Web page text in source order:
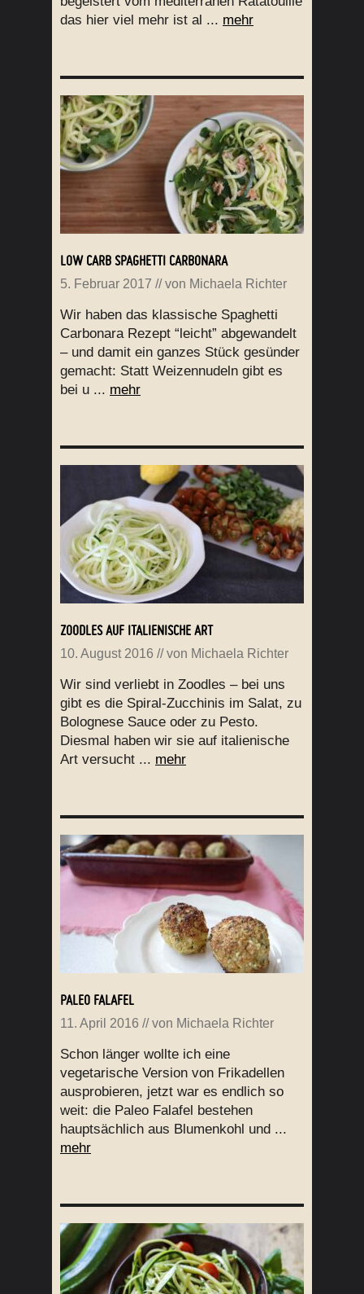
das hier viel mehr ist al ... mehr
LOW CARB SPAGHETTI CARBONARA
5. Februar 2017 // von Michaela Richter
Wir haben das klassische Spaghetti
Carbonara Rezept “leicht” abgewandelt
– und damit ein ganzes Stück gesünder
gemacht: Statt Weizennudeln gibt es
bei u ... mehr
ZOODLES AUF ITALIENISCHE ART
10. August 2016 // von Michaela Richter
Wir sind verliebt in Zoodles – bei uns
gibt es die Spiral-Zucchinis im Salat, zu
Bolognese Sauce oder zu Pesto.
Diesmal haben wir sie auf italienische
Art versucht ... mehr
PALEO FALAFEL
11. April 2016 // von Michaela Richter
Schon länger wollte ich eine
vegetarische Version von Frikadellen
ausprobieren, jetzt war es endlich so
weit: die Paleo Falafel bestehen
hauptsächlich aus Blumenkohl und ...
mehr